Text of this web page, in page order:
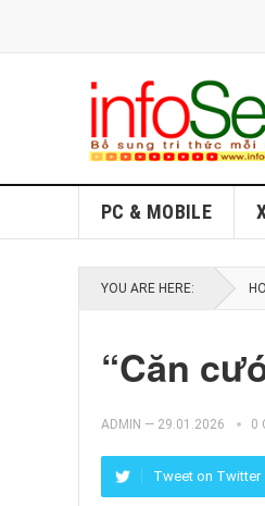
PC & MOBILE
YOU ARE HERE:
“Căn
ADMIN — 29.01.2026 0
Tweet on Twitter